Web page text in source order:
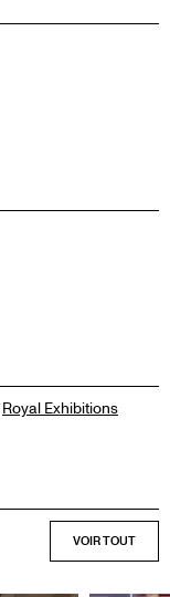
Royal Exhibitions